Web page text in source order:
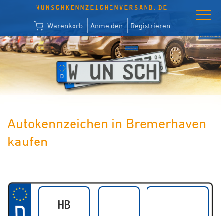
WUNSCHKENNZEICHENVERSAND.DE
Warenkorb Anmelden Registrieren
Autokennzeichen in Bremerhaven
kaufen